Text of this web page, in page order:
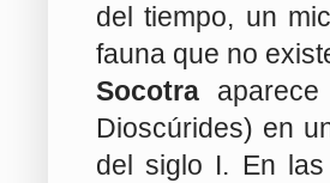
del tiempo, un
fauna que no
Socotra
Dioscúrides) en
del siglo I. En